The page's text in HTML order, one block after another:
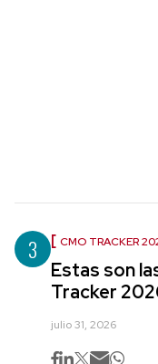
3 CMO TRACKER
Estas son
Tracker
julio 31, 2026